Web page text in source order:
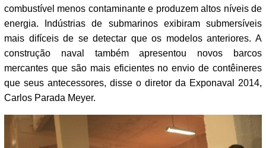
combustível menos contaminante e produzem altos níveis de
energia. Indústrias de submarinos exibiram submersíveis
mais difíceis de se detectar que os modelos anteriores. A
construção naval também apresentou novos barcos
mercantes que são mais eficientes no envio de contêineres
que seus antecessores, disse o diretor da Exponaval 2014,
Carlos Parada Meyer.